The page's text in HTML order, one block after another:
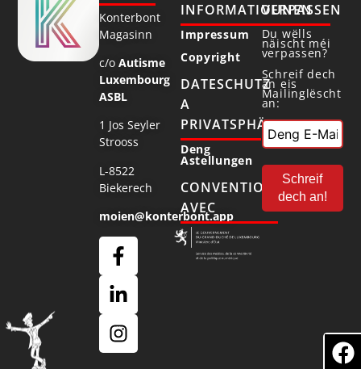
Konterbont
Magasinn
c/oAutisme
Luxembourg
ASBL
1 Jos Seyler
Strooss
L-8522
Biekerech
moien@konterbont.app
INFORMATIOUNEN
Impressum
Copyright
DATESCHUTZ
A
PRIVATSPHÄR
Deng
Astellungen
CONVENTIONNÉ
AVEC
VERPASSEN
Du wëlls
näischt méi
verpassen?
Schreif dech
an eis
Mailinglëscht
an: